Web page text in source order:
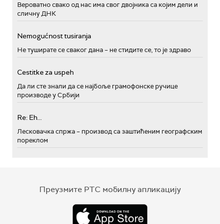
Вероватно свако од нас има свог двојника са којим дели и
сличну ДНК
Nemogućnost tusiranja
Не туширате се сваког дана – не стидите се, то је здраво
Cestitke za uspeh
Да ли сте знали да се најбоље грамофонске ручице
производе у Србији
Re: Eh...
Лесковачка спржа – производ са заштићеним географским
пореклом
Преузмите РТС мобилну апликацију